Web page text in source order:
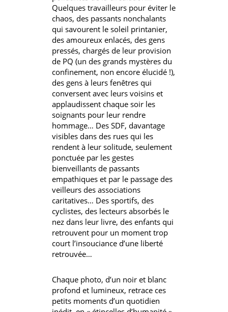
Quelques travailleurs pour éviter le
chaos, des passants nonchalants
qui savourent le soleil printanier,
des amoureux enlacés, des gens
pressés, chargés de leur provision
de PQ (un des grands mystères du
confinement, non encore élucidé !),
des gens à leurs fenêtres qui
conversent avec leurs voisins et
applaudissent chaque soir les
soignants pour leur rendre
hommage… Des SDF, davantage
visibles dans des rues qui les
rendent à leur solitude, seulement
ponctuée par les gestes
bienveillants de passants
empathiques et par le passage des
veilleurs des associations
caritatives… Des sportifs, des
cyclistes, des lecteurs absorbés le
nez dans leur livre, des enfants qui
retrouvent pour un moment trop
court l’insouciance d’une liberté
retrouvée…
Chaque photo, d’un noir et blanc
profond et lumineux, retrace ces
petits moments d’un quotidien